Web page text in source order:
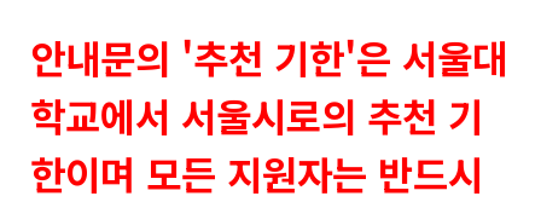
안내문의 '추천 기한'은 서울대
학교에서 서울시로의 추천 기
한이며 모든 지원자는 반드시